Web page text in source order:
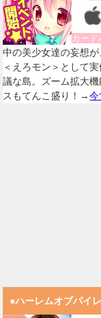
カード
中の美少女達の妄想
＜えろモン＞として
議な島。ズーム拡大
スもてんこ盛り！→今
●ハーレムオブパイ